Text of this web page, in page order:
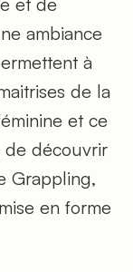
ambiance
à
de la
et ce
de découvrir
Grappling,
en forme